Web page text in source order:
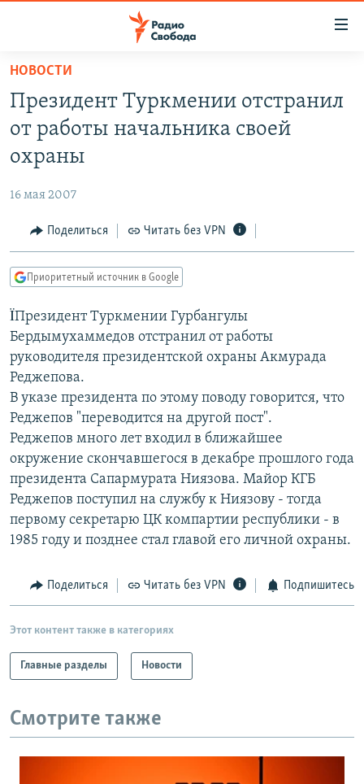
упрощенного
доступа
Вернуться
основному
Вернутся
Вернутся
поиску
ПОДКАСТЫ
АВТОРСКИЕ ПРОЕКТЫ
МНЕНИЯ
КУЛЬТУРА
КАВКАЗ.РЕАЛИИ
СЕВЕР.РЕАЛИИ
СИБИРЬ.РЕАЛИИ
РАСПИСАНИЕ ВЕЩАНИЯ
ПОДПИШИТЕСЬ НА РАССЫЛКУ
НОВОСТИ
Президент Туркмении отстранил
от работы начальника своей
охраны
16 мая 2007
Поделиться Читать без VPN
Приоритетный источник в Google
ÏПрезидент Туркмении Гурбангулы
Бердымухаммедов отстранил от работы
руководителя президентской охраны Акмурада
Реджепова.
В указе президента по этому поводу говорится, что
Реджепов "переводится на другой пост".
Реджепов много лет входил в ближайшее
окружение скончавшегося в декабре прошлого года
президента Сапармурата Ниязова. Майор КГБ
Реджепов поступил на службу к Ниязову - тогда
первому секретарю ЦК компартии республики - в
1985 году и позднее стал главой его личной охраны.
Поделиться Читать без VPN Подпишитесь
Этот контент также в категориях
Главные разделы Новости
Смотрите также